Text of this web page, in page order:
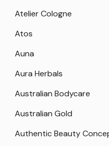
Atelier Cologne
Atos
Auna
Aura Herbals
Australian Bodycare
Australian Gold
Authentic Beauty